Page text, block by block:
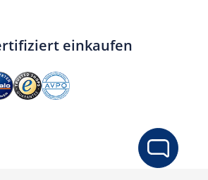
Wert ein oder
einkaufen